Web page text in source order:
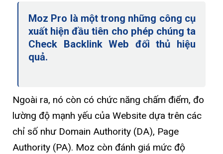
Moz Pro là một trong những công cụ
xuất hiện đầu tiên cho phép chúng ta
Check Backlink Web đối thủ hiệu
quả.
Ngoài ra, nó còn có chức năng chấm điểm, đo
lường độ mạnh yếu của Website dựa trên các
chỉ số như Domain Authority (DA), Page
Authority (PA). Moz còn đánh giá mức độ